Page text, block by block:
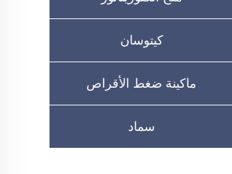
كيتوسان
ماكينة ضغط الأقراص
سماد